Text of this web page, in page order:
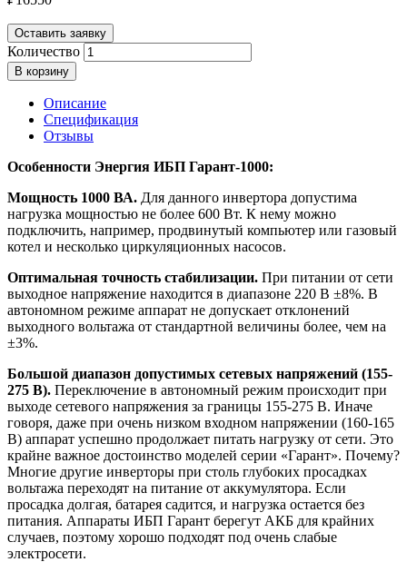
Оставить заявку
Количество
В корзину
Описание
Спецификация
Отзывы
Особенности Энергия ИБП Гарант-1000:
Мощность 1000 ВА. Для данного инвертора допустима
нагрузка мощностью не более 600 Вт. К нему можно
подключить, например, продвинутый компьютер или газовый
котел и несколько циркуляционных насосов.
Оптимальная точность стабилизации. При питании от сети
выходное напряжение находится в диапазоне 220 В ±8%. В
автономном режиме аппарат не допускает отклонений
выходного вольтажа от стандартной величины более, чем на
±3%.
Большой диапазон допустимых сетевых напряжений (155-
275 В). Переключение в автономный режим происходит при
выходе сетевого напряжения за границы 155-275 В. Иначе
говоря, даже при очень низком входном напряжении (160-165
В) аппарат успешно продолжает питать нагрузку от сети. Это
крайне важное достоинство моделей серии «Гарант». Почему?
Многие другие инверторы при столь глубоких просадках
вольтажа переходят на питание от аккумулятора. Если
просадка долгая, батарея садится, и нагрузка остается без
питания. Аппараты ИБП Гарант берегут АКБ для крайних
случаев, поэтому хорошо подходят под очень слабые
электросети.